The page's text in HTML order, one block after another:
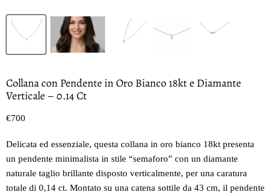
Collana con Pendente in Oro Bianco 18kt e Diamante
Verticale – 0.14 Ct
Prezzo oggi
€700
Delicata ed essenziale, questa collana in oro bianco 18kt presenta
un pendente minimalista in stile “semaforo” con un diamante
naturale taglio brillante disposto verticalmente, per una caratura
totale di 0,14 ct. Montato su una catena sottile da 43 cm, il pendente